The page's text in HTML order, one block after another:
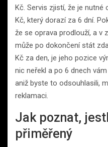
Kč. Servis zjistí, že je nutné
Kč, který dorazí za 6 dní.
že se oprava prodlouží, a v
může po dokončení stát
Kč za den, je jeho pozice
nic neřekl a po 6 dnech
aniž byste to odsouhlasili,
reklamaci.
Jak poznat,
přiměřený